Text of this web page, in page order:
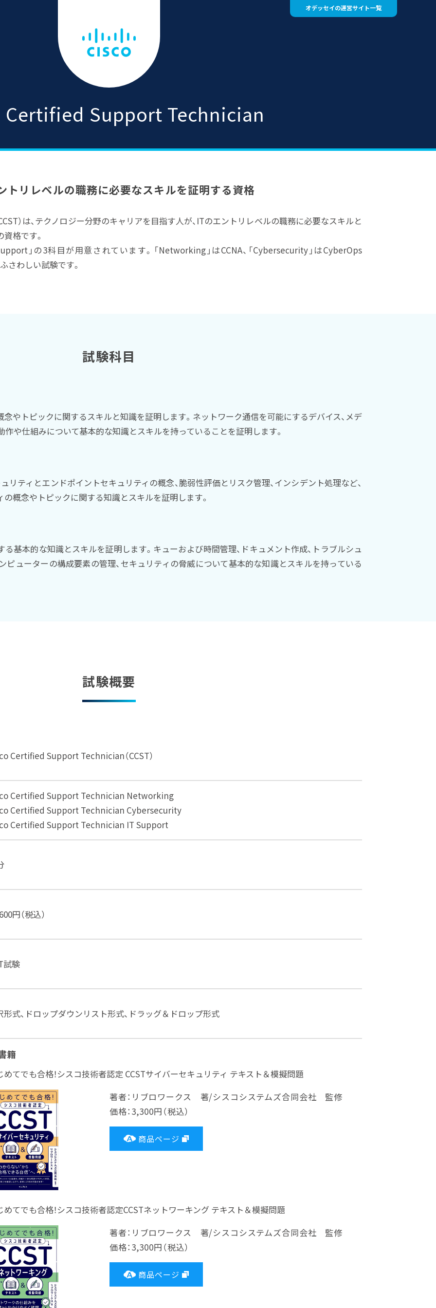
オデッセイの運営サイト一覧
Certified Support Technician
トリレベルの職務に必要なスキルを証明する資格
）は、テクノロジー分野のキャリアを目指す人が、ITのエントリレベルの職務に必要なスキルと
格です。
」の3科目が用意されています。「Networking」はCCNA、「Cybersecurity」はCyberOps
さわしい試験です。
試験科目
やトピックに関するスキルと知識を証明します。ネットワーク通信を可能にするデバイス、メデ
作や仕組みについて基本的な知識とスキルを持っていることを証明します。
リティとエンドポイントセキュリティの概念、脆弱性評価とリスク管理、インシデント処理など、
概念やトピックに関する知識とスキルを証明します。
基本的な知識とスキルを証明します。キューおよび時間管理、ドキュメント作成、トラブルシュ
ピューターの構成要素の管理、セキュリティの脅威について基本的な知識とスキルを持っている
試験概要
Certified Support Technician（CCST）
Certified Support Technician Networking
Certified Support Technician Cybersecurity
Certified Support Technician IT Support
円（税込）
試験
形式、ドロップダウンリスト形式、ドラッグ＆ドロップ形式
籍
めてでも合格！シスコ技術者認定 CCSTサイバーセキュリティ テキスト＆模擬問題
著者：リブロワークス 著/シスコシステムズ合同会社 監修
価格：3,300円（税込）
商品ページ
めてでも合格！シスコ技術者認定CCSTネットワーキング テキスト＆模擬問題
著者：リブロワークス 著/シスコシステムズ合同会社 監修
価格：3,300円（税込）
商品ページ